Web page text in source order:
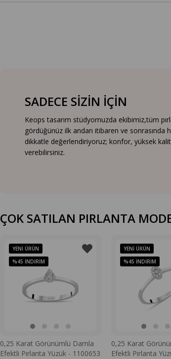
SADECE SİZİN İÇİN
Keops tasarım stüdyomuzda ekibimiz,tüm
gördüğünüz ilk andan itibaren ve sonrasında
dikkatle değerlendiriyoruz; konfor, yüksek
verebilirsiniz.
ÇOK SATILAN PIRLANTA
0,25 Karat Görünümlü Damla
Efektli Pırlanta Yüzük - 1100653
YENI ÜRÜN
%45 İNDIRIM
0,25 Karat
Efektli Pırlanta
YENI ÜRÜN
%45 İNDIRIM